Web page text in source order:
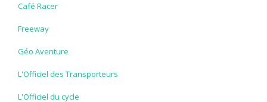
Café Racer
Freeway
Géo Aventure
L'Officiel des Transporteurs
L'Officiel du cycle